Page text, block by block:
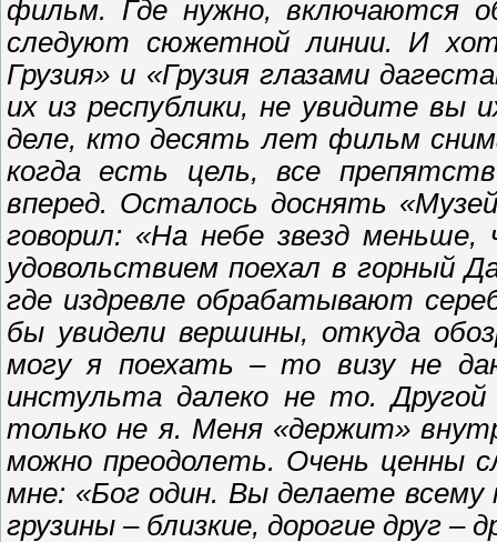
фильм. Где нужно, включаются
следуют сюжетной линии. И
Грузия» и «Грузия глазами
их из республики, не увидите вы
деле, кто десять лет фильм
когда есть цель, все
вперед. Осталось доснять
говорил: «На небе звезд
удовольствием поехал в горный
где издревле обрабатывают
бы увидели вершины, откуда
могу я поехать – то визу не
инстульта далеко не то.
только не я. Меня «держит»
можно преодолеть. Очень ценны
мне: «Бог один. Вы делаете
грузины – близкие, дорогие друг